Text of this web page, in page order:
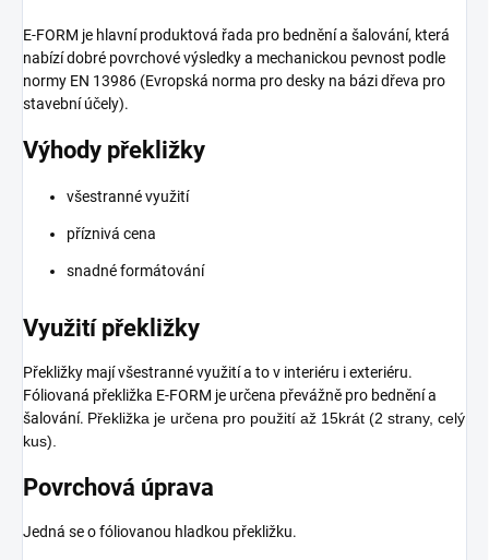
E-FORM je hlavní produktová řada pro bednění a šalování, která
nabízí dobré povrchové výsledky a mechanickou pevnost podle
normy EN 13986 (Evropská norma pro desky na bázi dřeva pro
stavební účely).
Výhody překližky
všestranné využití
příznivá cena
snadné formátování
Využití překližky
Překližky mají všestranné využití a to v interiéru i exteriéru.
Fóliovaná překližka E-FORM je určena převážně pro bednění a
šalování. Překližka je určena pro použití až 15krát (2 strany, celý
kus).
Povrchová úprava
Jedná se o fóliovanou hladkou překližku.